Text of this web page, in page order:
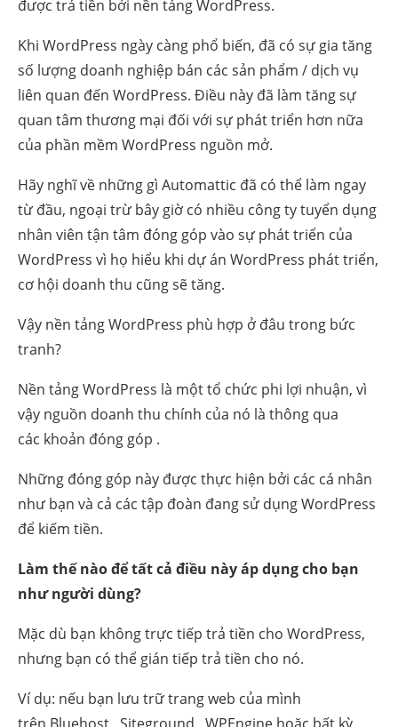
được trả tiền bởi nền tảng WordPress.
Khi WordPress ngày càng phổ biến, đã có sự gia tăng
số lượng doanh nghiệp bán các sản phẩm / dịch vụ
liên quan đến WordPress. Điều này đã làm tăng sự
quan tâm thương mại đối với sự phát triển hơn nữa
của phần mềm WordPress nguồn mở.
Hãy nghĩ về những gì Automattic đã có thể làm ngay
từ đầu, ngoại trừ bây giờ có nhiều công ty tuyển dụng
nhân viên tận tâm đóng góp vào sự phát triển của
WordPress vì họ hiểu khi dự án WordPress phát triển,
cơ hội doanh thu cũng sẽ tăng.
Vậy nền tảng WordPress phù hợp ở đâu trong bức
tranh?
Nền tảng WordPress là một tổ chức phi lợi nhuận, vì
vậy nguồn doanh thu chính của nó là thông qua
các khoản đóng góp .
Những đóng góp này được thực hiện bởi các cá nhân
như bạn và cả các tập đoàn đang sử dụng WordPress
để kiếm tiền.
Làm thế nào để tất cả điều này áp dụng cho bạn
như người dùng?
Mặc dù bạn không trực tiếp trả tiền cho WordPress,
nhưng bạn có thể gián tiếp trả tiền cho nó.
Ví dụ: nếu bạn lưu trữ trang web của mình